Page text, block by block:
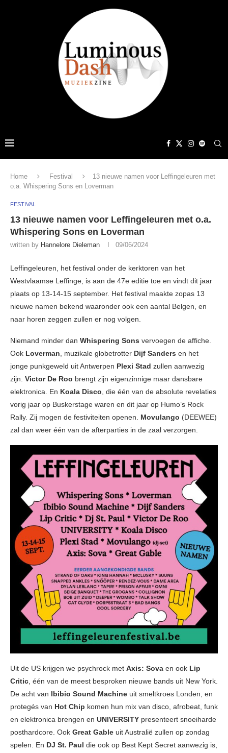
Home Festival
13 nieuwe namen voor Leffingeleuren met
o.a. Whispering Sons en Loverman
FESTIVAL
13 nieuwe namen voor Leffingeleuren met o.a.
Whispering Sons en Loverman
written by Hannelore Dieleman 09/06/2024
Leffingeleuren, het festival onder de kerktoren van het
Westvlaamse Leffinge, is aan de 47e editie toe en vindt dit jaar
plaats op 13-14-15 september. Het festival maakte zopas 13
nieuwe namen bekend waaronder ook een aantal Belgen, en
naar horen zeggen zullen er nog volgen.
Niemand minder dan Whispering Sons vervoegen de affiche.
Ook Loverman, muzikale globetrotter Dijf Sanders en het
jonge punkgeweld uit Antwerpen Plexi Stad zullen aanwezig
zijn. Victor De Roo brengt zijn eigenzinnige maar dansbare
elektronica. En Koala Disco, die één van de absolute revelaties
vorig jaar op Buskerstage waren en dit jaar op Humo’s Rock
Rally. Zij mogen de festiviteiten openen. Movulango (DEEWEE)
zal dan weer één van de afterparties in de zaal verzorgen.
Uit de US krijgen we psychrock met Axis: Sova en ook Lip
Critic, één van de meest besproken nieuwe bands uit New York.
De acht van Ibibio Sound Machine uit smeltkroes Londen, en
protegés van Hot Chip komen hun mix van disco, afrobeat, funk
en elektronica brengen en UNIVERSITY presenteert snoeiharde
posthardcore. Ook Great Gable uit Australië zullen op zondag
spelen. En DJ St. Paul die ook op Best Kept Secret aanwezig is,